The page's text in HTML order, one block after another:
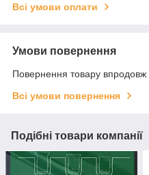
Всі умови оплати
Умови повернення
Повернення товару впродовж
Всі умови повернення
Подібні товари компанії